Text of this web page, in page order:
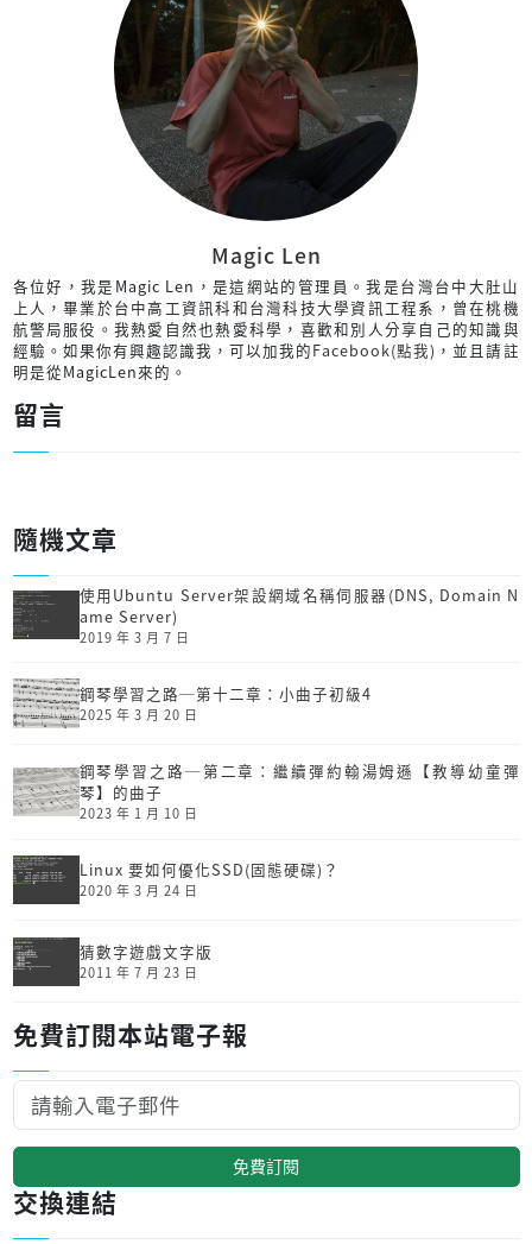
Magic Len
各位好，我是Magic Len，是這網站的管理員。我是台灣台中大肚山
上人，畢業於台中高工資訊科和台灣科技大學資訊工程系，曾在桃機
航警局服役。我熱愛自然也熱愛科學，喜歡和別人分享自己的知識與
經驗。如果你有興趣認識我，可以加我的Facebook(點我) ，並且請註
明是從MagicLen來的。
留言
隨機文章
使用Ubuntu Server架設網域名稱伺服器(DNS, Domain N
ame Server)
2019 年 3 月 7 日
鋼琴學習之路─第十二章：小曲子初級4
2025 年 3 月 20 日
鋼琴學習之路─第二章：繼續彈約翰湯姆遜【教導幼童彈
琴】的曲子
2023 年 1 月 10 日
Linux 要如何優化SSD(固態硬碟)？
2020 年 3 月 24 日
猜數字遊戲文字版
2011 年 7 月 23 日
免費訂閱本站電子報
免費訂閱
交換連結